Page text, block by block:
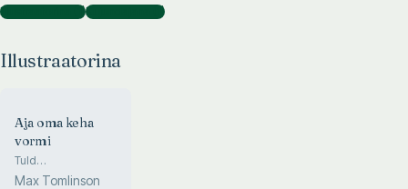
Illustraatorina )Kujundajana )
Illustraatorina
Aja oma keha
vormi
Tuld
rasvpadjanditele!
Max Tomlinson